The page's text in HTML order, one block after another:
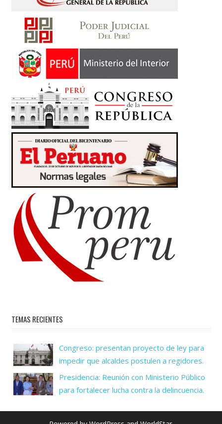
TEMAS RECIENTES
Congreso: presentan proyecto de ley para
impedir que alcaldes postulen a regidores.
Presidencia: Reunión con Ministerio Público
para fortalecer lucha contra la delincuencia.